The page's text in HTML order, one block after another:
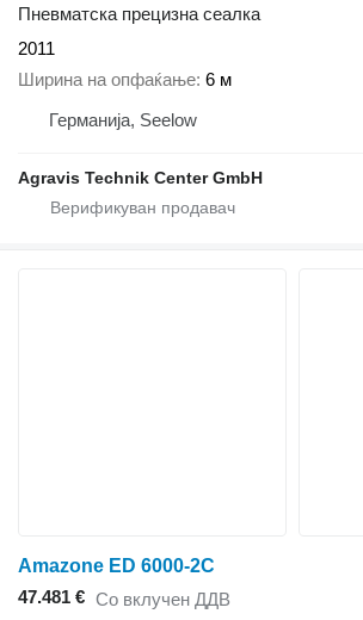
Пневматска прецизна сеалка
2011
Ширина на опфаќање 6 м
Германија, Seelow
Agravis Technik Center GmbH
Amazone ED 6000-2C
47.481 € Со вклучен ДДВ